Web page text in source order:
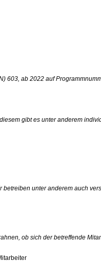
603, ab 2022 auf
gibt es unter anderem
unter anderem auch
ob sich der betreffende